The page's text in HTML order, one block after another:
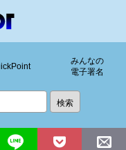
みんなの
電子署名